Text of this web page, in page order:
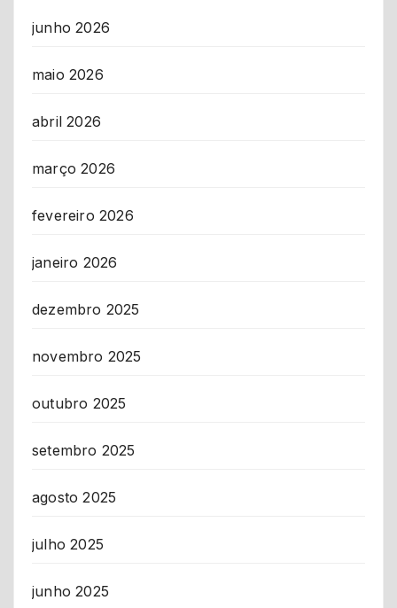
junho 2026
maio 2026
abril 2026
março 2026
fevereiro 2026
janeiro 2026
dezembro 2025
novembro 2025
outubro 2025
setembro 2025
agosto 2025
julho 2025
junho 2025